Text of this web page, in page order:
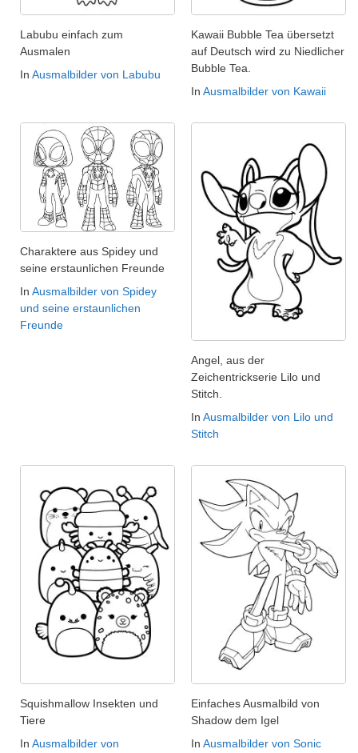
Labubu einfach zum
Ausmalen
In Ausmalbilder von Labubu
Kawaii Bubble Tea übersetzt
auf Deutsch wird zu Niedlicher
Bubble Tea.
In Ausmalbilder von Kawaii
Charaktere aus Spidey und
seine erstaunlichen Freunde
In Ausmalbilder von Spidey
und seine erstaunlichen
Freunde
Angel, aus der
Zeichentrickserie Lilo und
Stitch.
In Ausmalbilder von Lilo und
Stitch
Squishmallow Insekten und
Tiere
In Ausmalbilder von
Einfaches Ausmalbild von
Shadow dem Igel
In Ausmalbilder von Sonic